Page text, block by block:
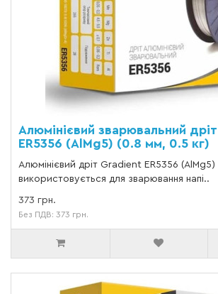
Алюмінієвий зварювальний
ER5356 (AlMg5) (0.8 мм, 0.5 кг)
Алюмінієвий дріт Gradient ER5356
використовується для зварювання напі..
373 грн.
Без ПДВ: 373 грн.